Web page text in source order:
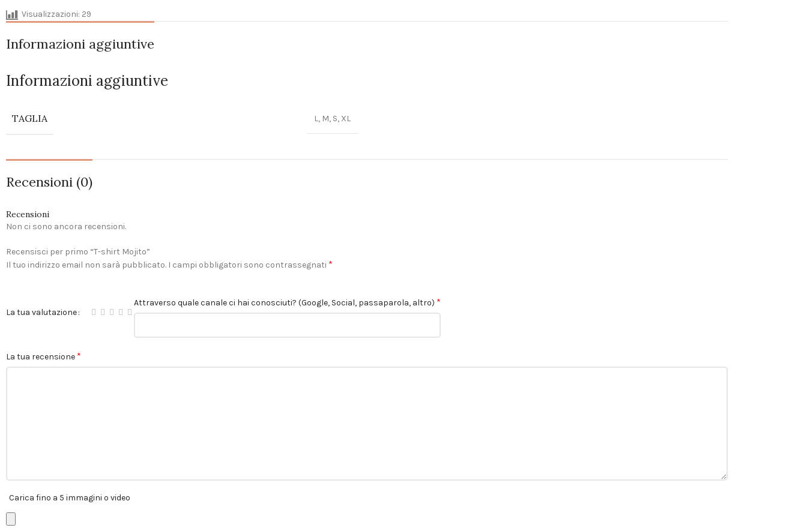
Visualizzazioni: 29
Informazioni aggiuntive
Informazioni aggiuntive
TAGLIA L, M, S, XL
Recensioni (0)
Recensioni
Non ci sono ancora recensioni.
Recensisci per primo “T-shirt Mojito”
Il tuo indirizzo email non sarà pubblicato. I campi obbligatori sono contrassegnati *
La tua valutazione
Attraverso quale canale ci hai conosciuti? (Google, Social, passaparola, altro) *
La tua recensione *
Carica fino a 5 immagini o video